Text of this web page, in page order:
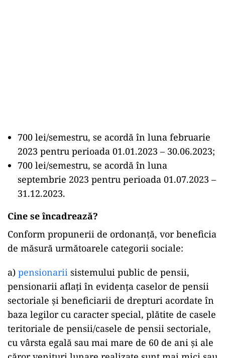
700 lei/semestru, se acordă în luna februarie
2023 pentru perioada 01.01.2023 – 30.06.2023;
700 lei/semestru, se acordă în luna
septembrie 2023 pentru perioada 01.07.2023 –
31.12.2023.
Cine se încadrează?
Conform propunerii de ordonanță, vor beneficia
de măsură următoarele categorii sociale:
a) pensionarii sistemului public de pensii,
pensionarii aflați în evidența caselor de pensii
sectoriale și beneficiarii de drepturi acordate în
baza legilor cu caracter special, plătite de casele
teritoriale de pensii/casele de pensii sectoriale,
cu vârsta egală sau mai mare de 60 de ani și ale